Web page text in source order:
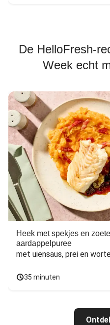
De HelloFresh-
Week echt
Heek met spekjes en
aardappelpuree
met uiensaus, prei en
35 minuten